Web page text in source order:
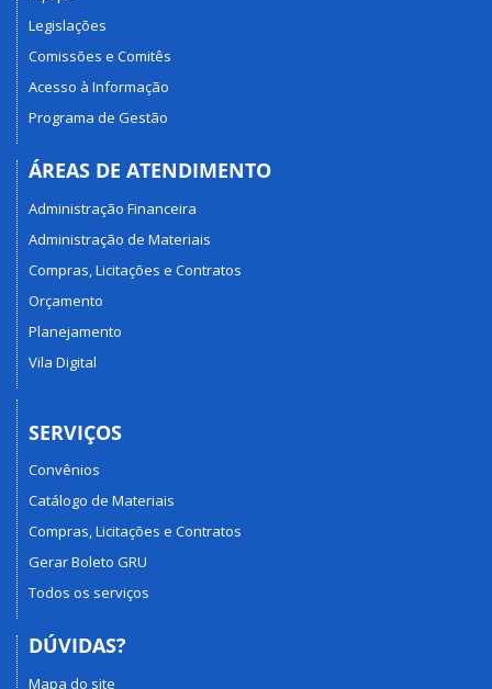
Legislações
Comissões e Comitês
Acesso à Informação
Programa de Gestão
ÁREAS DE ATENDIMENTO
Administração Financeira
Administração de Materiais
Compras, Licitações e Contratos
Orçamento
Planejamento
Vila Digital
SERVIÇOS
Convênios
Catálogo de Materiais
Compras, Licitações e Contratos
Gerar Boleto GRU
Todos os serviços
DÚVIDAS?
Mapa do site